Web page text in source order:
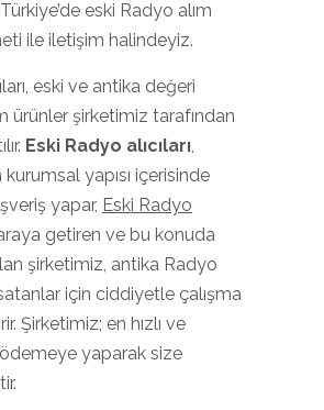
eski Radyo alım
ile iletişim halindeyiz.
eski ve antika değeri
ürünler şirketimiz tarafından
Eski Radyo alıcıları,
yapısı içerisinde
yapar, Eski Radyo
getiren ve bu konuda
şirketimiz, antika Radyo
için ciddiyetle çalışma
Şirketimiz; en hızlı ve
yaparak size